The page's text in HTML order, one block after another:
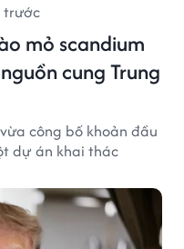
trước
mỏ scandium
cung Trung
công bố khoản đầu
dự án khai thác